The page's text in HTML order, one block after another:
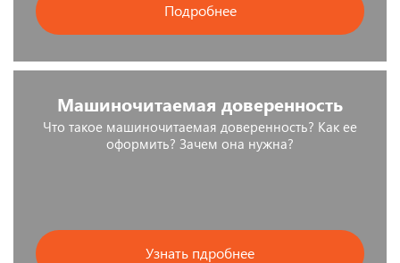
Подробнее
Машиночитаемая доверенность
Что такое машиночитаемая доверенность? Как ее
оформить? Зачем она нужна?
Узнать пдробнее